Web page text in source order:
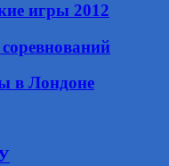
игры 2012
в Лондоне